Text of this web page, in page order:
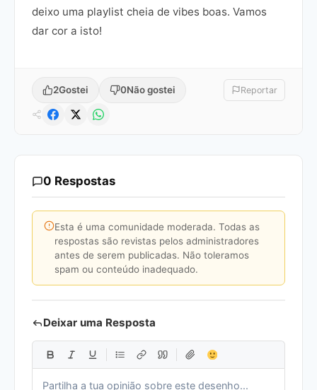
deixo uma playlist cheia de vibes boas. Vamos
dar cor a isto!
2Gostei 0Não gostei Reportar
0 Respostas
Esta é uma comunidade moderada. Todas as
respostas são revistas pelos administradores
antes de serem publicadas. Não toleramos
spam ou conteúdo inadequado.
Deixar uma Resposta